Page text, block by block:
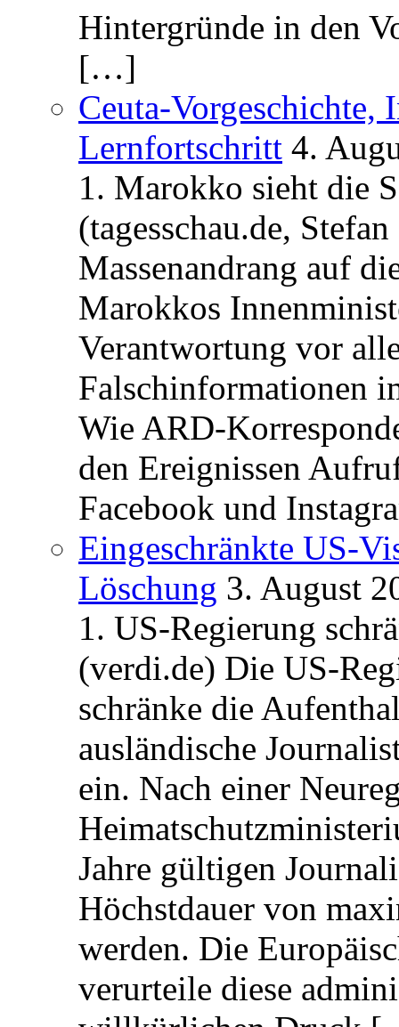
Hintergründe in den
[…]
Ceuta-Vorgeschichte,
Lernfortschritt 4.
1. Marokko sieht die
(tagesschau.de,
Massenandrang auf
Marokkos
Verantwortung vor
Falschinformationen
Wie ARD-
den Ereignissen
Facebook und
Eingeschränkte US-
Löschung 3. August
1. US-Regierung
(verdi.de) Die US-
schränke die
ausländische
ein. Nach einer
Jahre gültigen
Höchstdauer von
werden. Die
verurteile diese